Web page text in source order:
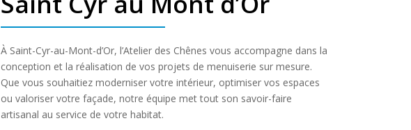
À Saint-Cyr-au-Mont-d’Or, l’Atelier des Chênes vous accompagne dans la
conception et la réalisation de vos projets de menuiserie sur mesure.
Que vous souhaitiez moderniser votre intérieur, optimiser vos espaces
ou valoriser votre façade, notre équipe met tout son savoir-faire
artisanal au service de votre habitat.